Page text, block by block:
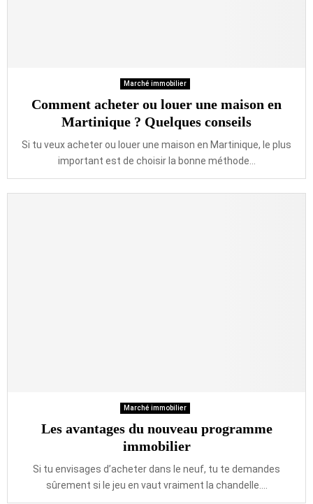
Marché immobilier
Comment acheter ou louer une maison en
Martinique ? Quelques conseils
Si tu veux acheter ou louer une maison en Martinique, le plus
important est de choisir la bonne méthode...
Marché immobilier
Les avantages du nouveau programme
immobilier
Si tu envisages d’acheter dans le neuf, tu te demandes
sûrement si le jeu en vaut vraiment la chandelle....